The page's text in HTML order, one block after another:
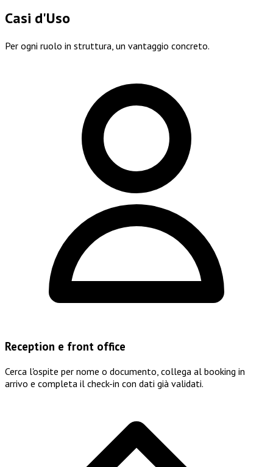
Casi d'Uso
Per ogni ruolo in struttura, un vantaggio concreto.
Reception e front office
Cerca l'ospite per nome o documento, collega al booking in
arrivo e completa il check-in con dati già validati.